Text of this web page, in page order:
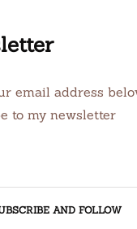
email address
to my newsletter
AND FOLLOW